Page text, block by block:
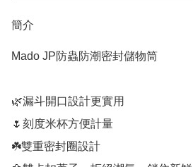
簡介
Mado JP防蟲防潮密封儲物筒
🌿漏斗開口設計更實用
🌷刻度米杯方便計量
☘️雙重密封圈設計